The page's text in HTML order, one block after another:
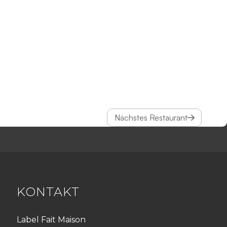
Nächstes Restaurant
KONTAKT
Label Fait Maison